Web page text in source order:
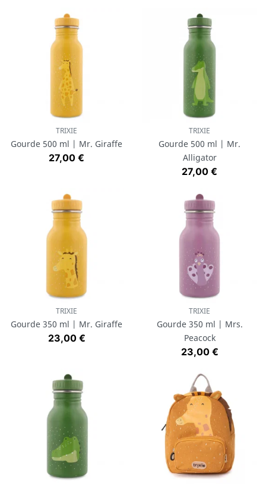
TRIXIE
Gourde 500 ml | Mr. Giraffe
Prix
27,00 €
TRIXIE
Gourde 500 ml | Mr.
Alligator
Prix
27,00 €
TRIXIE
Gourde 350 ml | Mr. Giraffe
Prix
23,00 €
TRIXIE
Gourde 350 ml | Mrs.
Peacock
Prix
23,00 €